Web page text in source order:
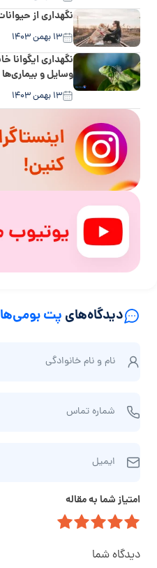
نگهداری از
۱۳ بهمن ۱۴۰۳
نگهداری ایگوانا
وسایل و بیماری‌ها
۱۳ بهمن ۱۴۰۳
دیدگاه‌های پت بومی‌ها
و
م‌
ا
ن
ا
نام و نام‌ خانوادگی
م
ر
ا
شماره تماس
ی
ی
ل
ایمیل
امتیاز شما به مقاله
دیدگاه شما